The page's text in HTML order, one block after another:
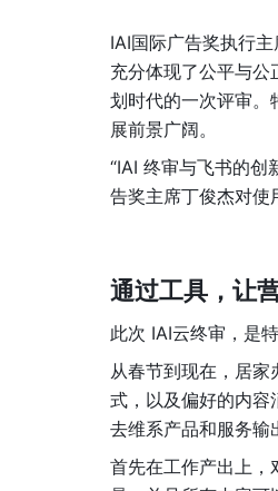
IAI国际广告奖执行
充分体现了公平与
划时代的一次评审。
展前景广阔。
“IAI 终审与飞书的创
告奖主席丁俊杰对使
通过工具，让
此次 IAI云终审，是
从春节到现在，居
式，以及偏好的内容
去维系产品和服务输
首先在工作产出上，